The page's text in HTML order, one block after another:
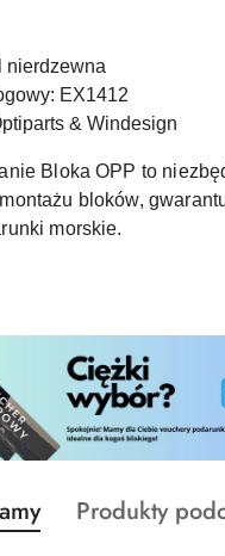
nierdzewna
EX1412
& Windesign
Bloka OPP to
bloków,
morskie.
produktów
Produkty
Produkty